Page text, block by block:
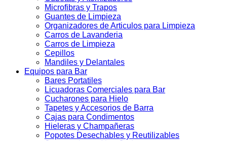
Microfibras y Trapos
Guantes de Limpieza
Organizadores de Articulos para Limpieza
Carros de Lavanderia
Carros de Limpieza
Cepillos
Mandiles y Delantales
Equipos para Bar
Bares Portatiles
Licuadoras Comerciales para Bar
Cucharones para Hielo
Tapetes y Accesorios de Barra
Cajas para Condimentos
Hieleras y Champañeras
Popotes Desechables y Reutilizables